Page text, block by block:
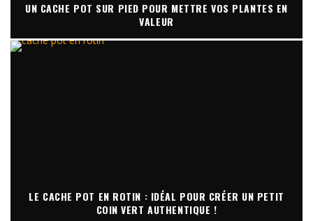
UN CACHE POT SUR PIED POUR METTRE VOS PLANTES EN
VALEUR
LE CACHE POT EN ROTIN : IDÉAL POUR CRÉER UN PETIT
COIN VERT AUTHENTIQUE !